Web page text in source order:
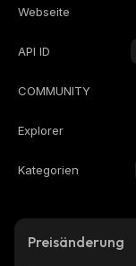
Webseite
API ID
COMMUNITY
Explorer
Kategorien
Preisänderung